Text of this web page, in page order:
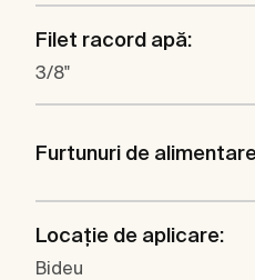
Filet racord apă:
3/8"
Furtunuri de
Locaţie de aplicare:
Bideu